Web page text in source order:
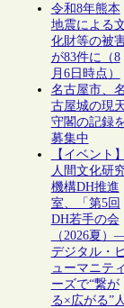
令和8年熊本
地震による
化財等の被
が83件に（8
月6日時点）
名古屋市、名
古屋城の現
守閣の記録
募集中
【イベント】
人間文化研
機構DH推進
室、「第5回
DH若手の会
（2026夏）
デジタル・ヒ
ューマニティ
ーズで“繋が
る×広がる”人